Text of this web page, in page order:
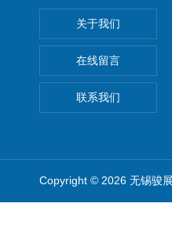
关于我们
在线留言
联系我们
Copyright © 2026 无锡骏